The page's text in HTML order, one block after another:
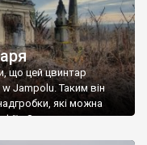
що цей цвинтар
Jampolu. Таким він
які можна
Загалом цвинтар